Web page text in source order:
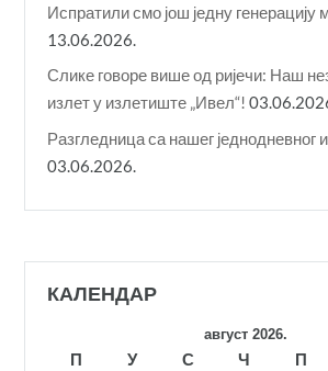
Испратили смо још једну генерацију
13.06.2026.
Слике говоре више од ријечи: Наш
излет у излетиште „Ивел“!
Разгледница са нашег једнодневног
03.06.2026.
КАЛЕНДАР
август 2026.
П У С Ч П